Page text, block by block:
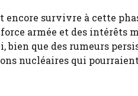
survivre à cette
armée et des intérêts
bien que des rumeurs
nucléaires qui